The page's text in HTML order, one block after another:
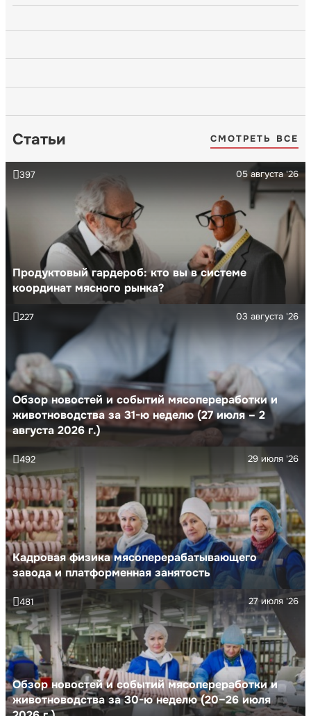
Статьи СМОТРЕТЬ ВСЕ
Продуктовый гардероб: кто вы в системе
координат мясного рынка?
05 августа '26
397
Обзор новостей и событий мясопереработки и
животноводства за 31-ю неделю (27 июля – 2
августа 2026 г.)
03 августа '26
227
Кадровая физика мясоперерабатывающего
завода и платформенная занятость
29 июля '26
492
Обзор новостей и событий мясопереработки и
животноводства за 30-ю неделю (20–26 июля
27 июля '26
481